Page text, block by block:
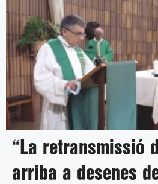
“La retransmissió
arriba a desenes